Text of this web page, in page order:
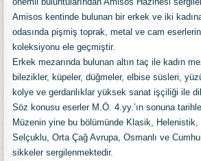
Amisos kentinde bulunan bir erkek ve iki
odasında pişmiş toprak, metal ve cam eserlerin
koleksiyonu ele geçmiştir.
Erkek mezarında bulunan altın taç ile kadın
bilezikler, küpeler, düğmeler, elbise süsleri,
kolye ve gerdanlıklar yüksek sanat işçiliği ile
Söz konusu eserler M.Ö. 4.yy.’ın sonuna
Müzenin yine bu bölümünde Klasik,
Selçuklu, Orta Çağ Avrupa, Osmanlı ve
sikkeler sergilenmektedir.